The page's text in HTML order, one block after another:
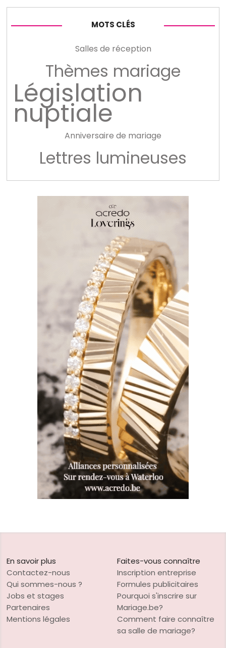
MOTS CLÉS
Salles de réception
Thèmes mariage
Législation
nuptiale
Anniversaire de mariage
Lettres lumineuses
En savoir plus
Contactez-nous
Qui sommes-nous ?
Jobs et stages
Partenaires
Mentions légales
Faites-vous connaître
Inscription entreprise
Formules publicitaires
Pourquoi s'inscrire sur
Mariage.be?
Comment faire connaître
sa salle de mariage?